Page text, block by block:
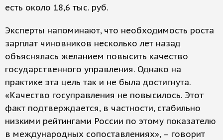
есть около 18,6 тыс. руб.
Эксперты напоминают, что необходимость роста
зарплат чиновников несколько лет назад
объяснялась желанием повысить качество
государственного управления. Однако на
практике эта цель так и не была достигнута.
«Качество госуправления не повысилось. Этот
факт подтверждается, в частности, стабильно
низкими рейтингами России по этому показателю
в международных сопоставлениях», – говорит